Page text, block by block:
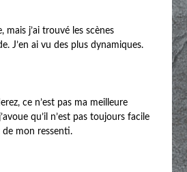
mais j’ai trouvé les scènes
J’en ai vu des plus dynamiques.
ce n’est pas ma meilleure
qu’il n’est pas toujours facile
mon ressenti.